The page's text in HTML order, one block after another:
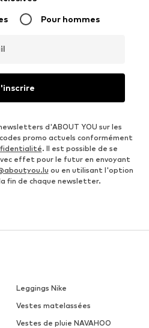
Pour hommes
d'ABOUT YOU sur les
promo actuels conformément
. Il est possible de se
effet pour le futur en envoyant
ou en utilisant l'option
fin de chaque newsletter.
Leggings Nike
Vestes matelassées
Vestes de pluie NAVAHOO